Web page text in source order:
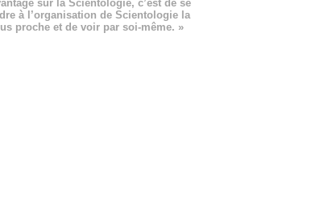
sur la Scientologie, c’est de se
à l’organisation de Scientologie la
proche et de voir par soi-même. »